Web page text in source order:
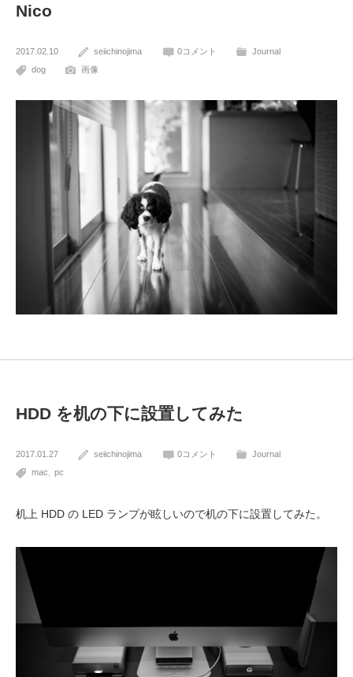
Nico
2017.02.10 seiichinojima 0コメント
Journal
dog
画像
HDD を机の下に設置してみた
2017.01.27 seiichinojima 0コメント
Journal
mac
pc
机上 HDD の LED ランプが眩しいので机の下に設置してみた。